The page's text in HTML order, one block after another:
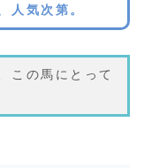
人気次第。
この馬にとって